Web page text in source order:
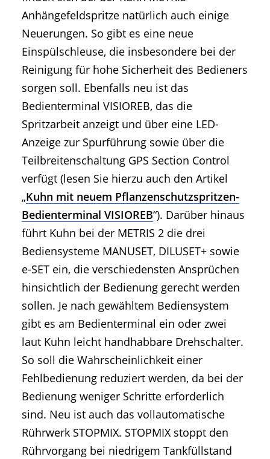
Anhängefeldspritze natürlich auch einige
Neuerungen. So gibt es eine neue
Einspülschleuse, die insbesondere bei der
Reinigung für hohe Sicherheit des Bedieners
sorgen soll. Ebenfalls neu ist das
Bedienterminal VISIOREB, das die
Spritzarbeit anzeigt und über eine LED-
Anzeige zur Spurführung sowie über die
Teilbreitenschaltung GPS Section Control
verfügt (lesen Sie hierzu auch den Artikel
„Kuhn mit neuem Pflanzenschutzspritzen-
Bedienterminal VISIOREB“). Darüber hinaus
führt Kuhn bei der METRIS 2 die drei
Bediensysteme MANUSET, DILUSET+ sowie
e-SET ein, die verschiedensten Ansprüchen
hinsichtlich der Bedienung gerecht werden
sollen. Je nach gewähltem Bediensystem
gibt es am Bedienterminal ein oder zwei
laut Kuhn leicht handhabbare Drehschalter.
So soll die Wahrscheinlichkeit einer
Fehlbedienung reduziert werden, da bei der
Bedienung weniger Schritte erforderlich
sind. Neu ist auch das vollautomatische
Rührwerk STOPMIX. STOPMIX stoppt den
Rührvorgang bei niedrigem Tankfüllstand